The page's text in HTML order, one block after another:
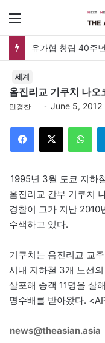
세계
옴진리교 기쿠치 나오
민경찬 June 5, 2012
1995년 3월 도쿄 지하
옴진리교 간부 기쿠치
경찰이 그가 지난 2010
수색하고 있다.
기쿠치는 옴진리교 교
시내 지하철 3개 노선
살포해 승객 11명을 살
명수배를 받아왔다.
news@theasian.asia